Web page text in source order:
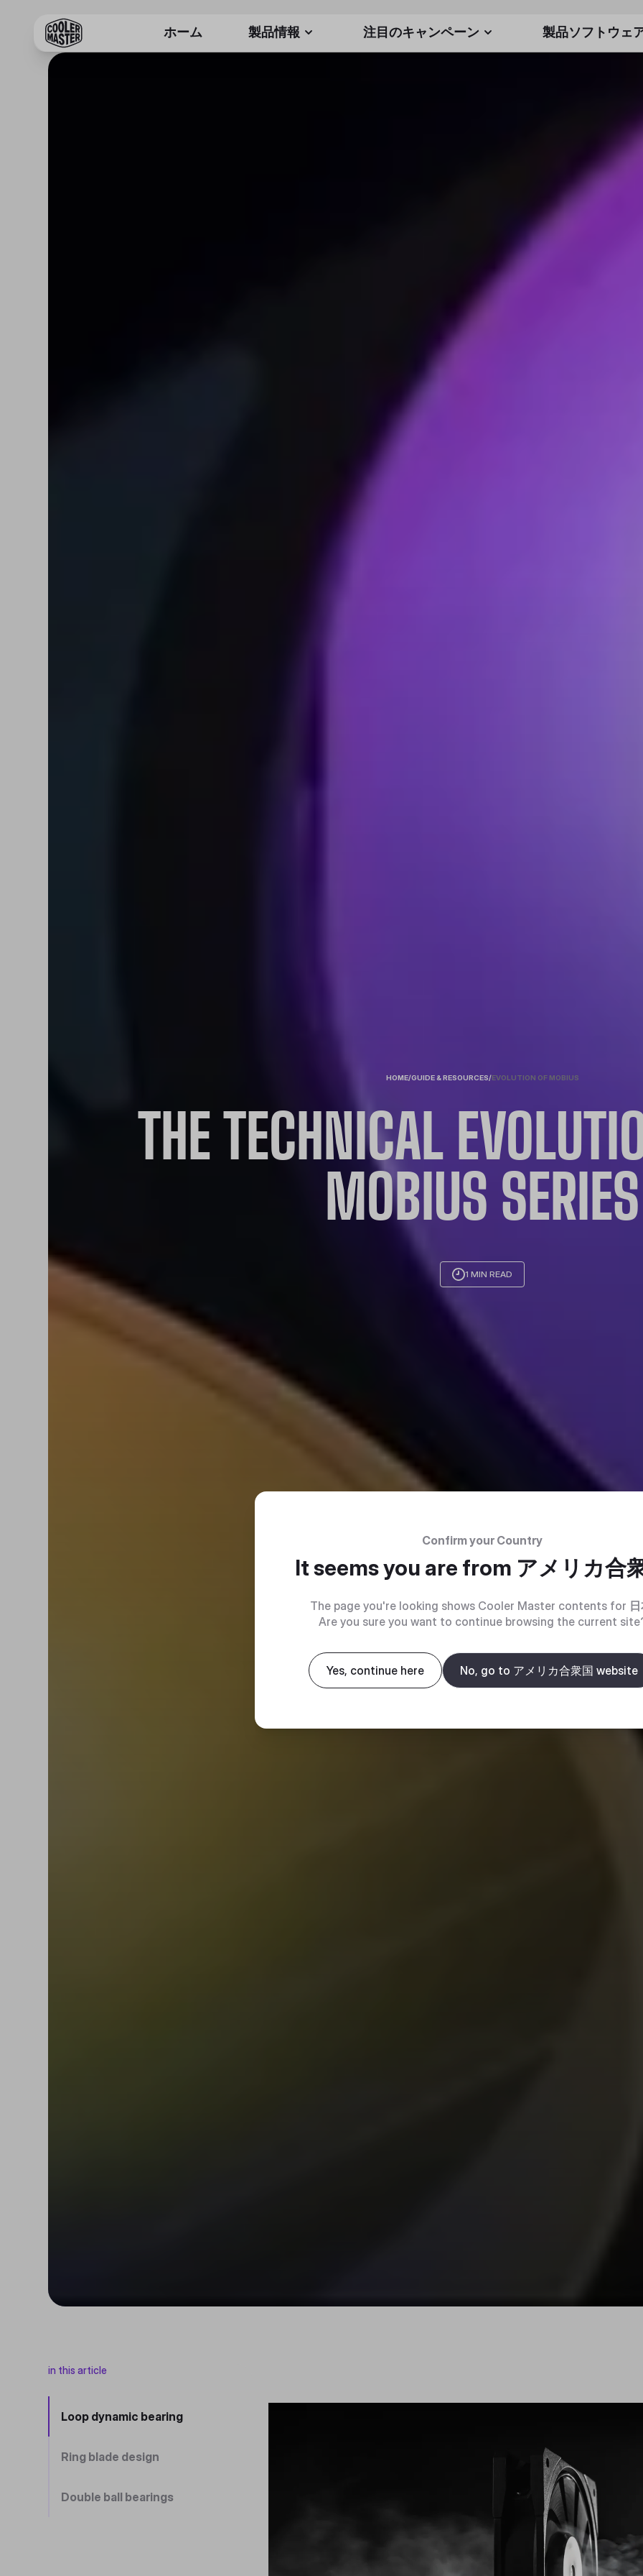
ホーム 製品情報 注目のキャンペーン 製品ソフトウェ
HOME/GUIDE & RESOURCES/EVOLUTION OF MOBIUS
THE TECHNICAL
MOBIUS SERIES
1 MIN READ
in this article
Loop dynamic bearing
Ring blade design
Double ball bearings
Confirm your Country
It seems you are from アメリカ合
The page you're looking shows Cooler Master contents for
Are you sure you want to continue browsing the current
Yes, continue here No, go to アメリカ合衆国 website